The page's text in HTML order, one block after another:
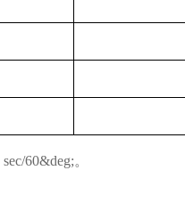
sec/60&deg;。